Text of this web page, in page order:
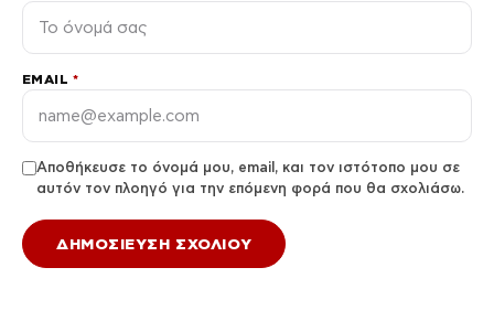
EMAIL *
Αποθήκευσε το όνομά μου, email, και τον ιστότοπο μου σε
αυτόν τον πλοηγό για την επόμενη φορά που θα σχολιάσω.